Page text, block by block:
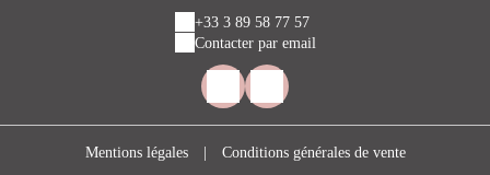
+33 3 89 58 77 57
Contacter par email
Mentions légales | Conditions générales de vente